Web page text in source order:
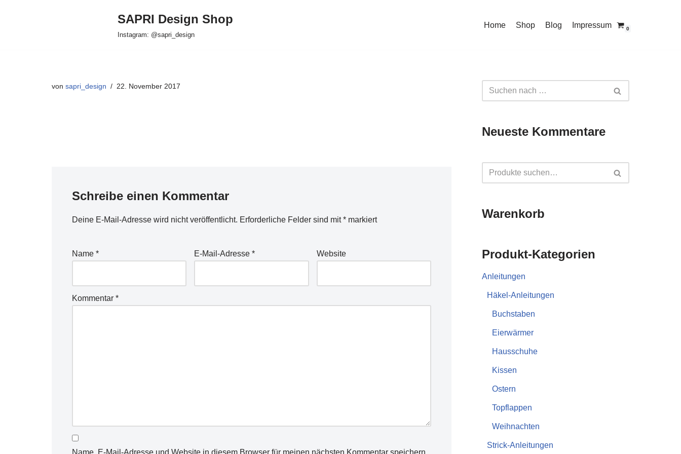
SAPRI Design Shop
Instagram: @sapri_design
Home Shop Blog Impressum 0
von sapri_design 22. November 2017
Schreibe einen Kommentar
Deine E-Mail-Adresse wird nicht veröffentlicht. Erforderliche Felder sind mit* markiert
Name * E-Mail-Adresse* Website
Kommentar *
Name, E-Mail-Adresse und Website in diesem Browser für meinen nächsten Kommentar speichern.
Neueste Kommentare
Warenkorb
Produkt-Kategorien
Anleitungen
Häkel-Anleitungen
Buchstaben
Eierwärmer
Hausschuhe
Kissen
Ostern
Topflappen
Weihnachten
Strick-Anleitungen